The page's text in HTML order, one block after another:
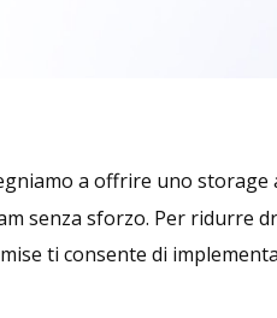
a offrire uno storage
senza sforzo. Per ridurre
ti consente di